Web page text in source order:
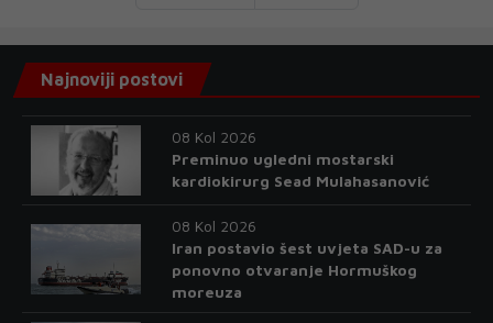
Najnoviji postovi
08 Kol 2026
Preminuo ugledni mostarski
kardiokirurg Sead Mulahasanović
08 Kol 2026
Iran postavio šest uvjeta SAD-u za
ponovno otvaranje Hormuškog
moreuza